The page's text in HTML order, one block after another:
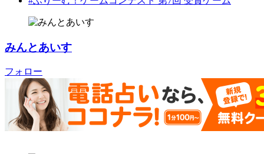
みんとあいす
フォロー